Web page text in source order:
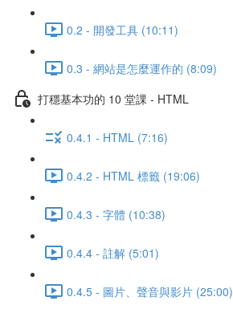
0.2 - 開發工具 (10:11)
0.3 - 網站是怎麼運作的 (8:09)
打穩基本功的 10 堂課 - HTML
0.4.1 - HTML (7:16)
0.4.2 - HTML 標籤 (19:06)
0.4.3 - 字體 (10:38)
0.4.4 - 註解 (5:01)
0.4.5 - 圖片、聲音與影片 (25:00)